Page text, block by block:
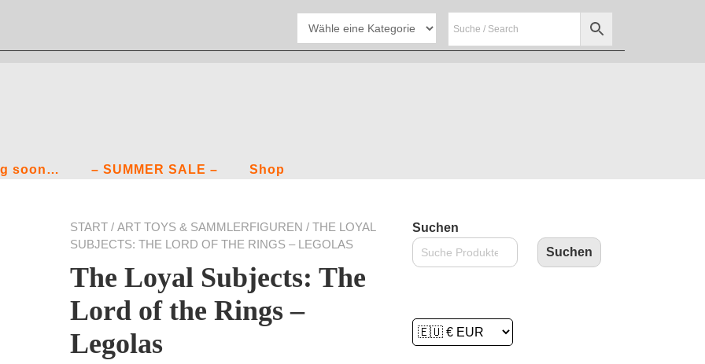
soon… – SUMMER SALE – Shop
START / ART TOYS & SAMMLERFIGUREN / THE LOYAL
SUBJECTS: THE LORD OF THE RINGS – LEGOLAS
The Loyal Subjects: The
Lord of the Rings –
Legolas
Suchen
Suchen